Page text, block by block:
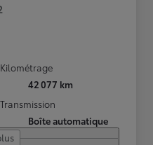
Kilométrage
42 077 km
Transmission
Boîte automatique